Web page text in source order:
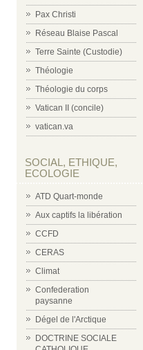
Pax Christi
Réseau Blaise Pascal
Terre Sainte (Custodie)
Théologie
Théologie du corps
Vatican II (concile)
vatican.va
SOCIAL, ETHIQUE,
ECOLOGIE
ATD Quart-monde
Aux captifs la libération
CCFD
CERAS
Climat
Confederation
paysanne
Dégel de l'Arctique
DOCTRINE SOCIALE